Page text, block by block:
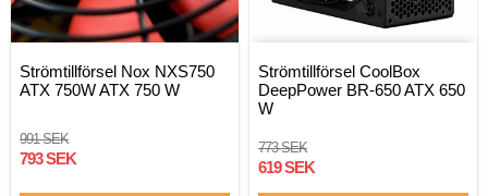
Strömtillförsel Nox NXS750
ATX 750W ATX 750 W
991 SEK
793 SEK
Strömtillförsel CoolBox
DeepPower BR-650 ATX 650
W
773 SEK
619 SEK